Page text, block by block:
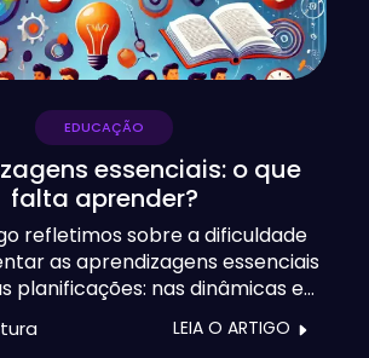
EDUCAÇÃO
essenciais: o que
falta aprender?
refletimos sobre a dificuldade
as aprendizagens essenciais
planificações: nas dinâmicas e
Levantamos dúvidas, mas
procuramos dar algumas
LEIA O ARTIGO